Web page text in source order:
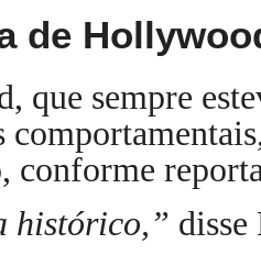
de
que sempre
conforme
histórico,”